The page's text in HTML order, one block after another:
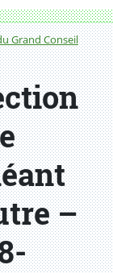
Grand Conseil
–